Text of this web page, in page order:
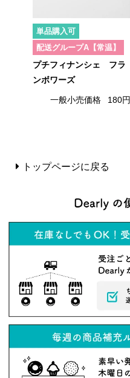
単品購入可
配送グループA【常温】
プチフィナンシェ フラ
ンボワーズ
一般小売価格 180円
トップページに戻る